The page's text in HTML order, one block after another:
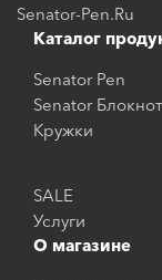
Senator-Pen.Ru
Каталог
Senator Pen
Senator
Кружки
SALE
Услуги
О магазине